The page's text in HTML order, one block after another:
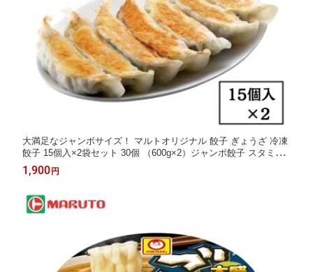
大満足なジャンボサイズ！ マルトオリジナル 餃子 ぎょうざ 冷凍
餃子 15個入×2袋セット 30個 （600g×2）ジャンボ餃子 スタミナ
餃子 福島 いわき MARUTO マルト 磐城飯店
1,900円